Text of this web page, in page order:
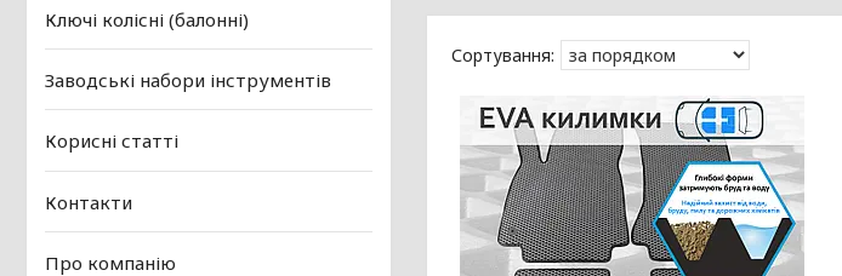
Ключі колісні (балонні)
Заводські набори інструментів
Корисні статті
Контакти
Про компанію